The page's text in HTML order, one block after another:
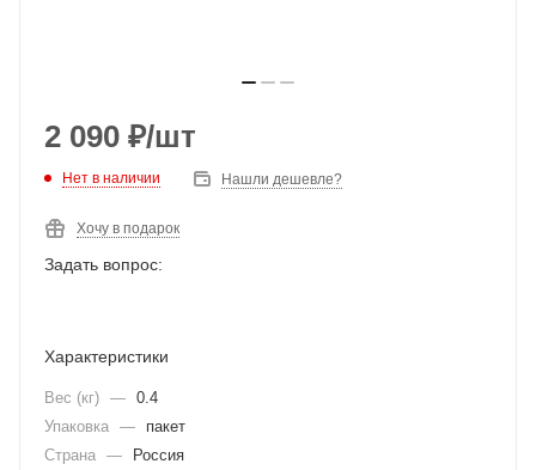
2 090 ₽/шт
Нет в наличии Нашли дешевле?
Хочу в подарок
Задать вопрос:
Характеристики
Вес (кг) — 0.4
Упаковка —
пакет
Страна —
Россия